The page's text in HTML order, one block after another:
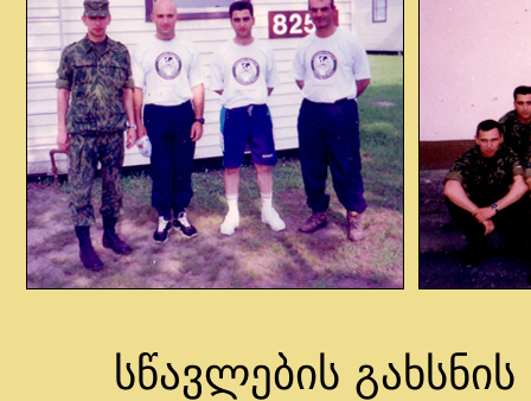
სწავლების გახსნის